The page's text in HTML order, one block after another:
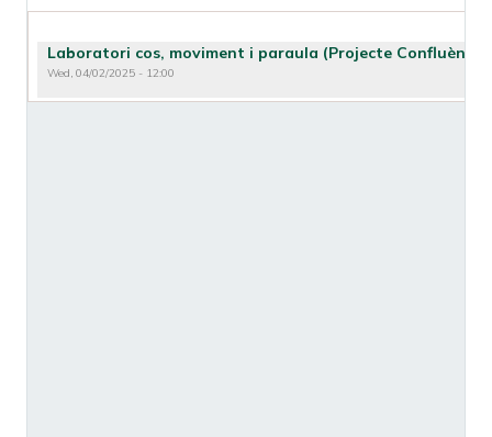
Laboratori cos, moviment i paraula (Projecte
Wed, 04/02/2025 - 12:00